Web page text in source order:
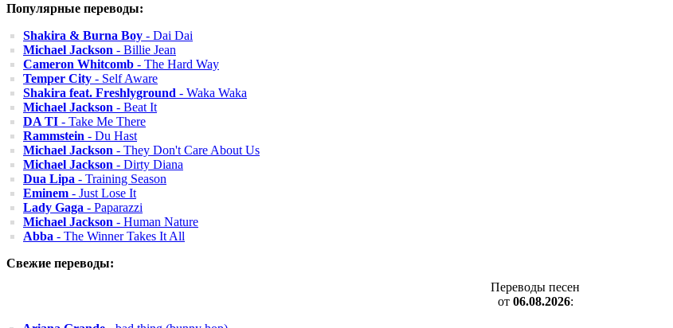
Популярные переводы:
Shakira & Burna Boy - Dai Dai
Michael Jackson - Billie Jean
Cameron Whitcomb - The Hard Way
Temper City - Self Aware
Shakira feat. Freshlyground - Waka Waka
Michael Jackson - Beat It
DA TI - Take Me There
Rammstein - Du Hast
Michael Jackson - They Don't Care About Us
Michael Jackson - Dirty Diana
Dua Lipa - Training Season
Eminem - Just Lose It
Lady Gaga - Paparazzi
Michael Jackson - Human Nature
Abba - The Winner Takes It All
Свежие переводы:
Переводы песен
от 06.08.2026: